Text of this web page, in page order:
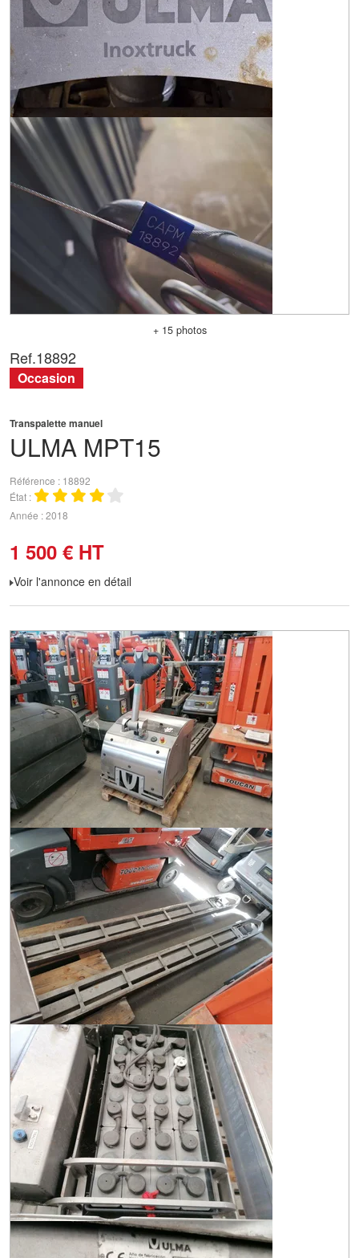
+ 15 photos
ULMA MPT15
Transpalette manuel
Référence
18892
État
Année 2018
1 500 € HT
Voir l'annonce en détail
Ref.18892
Occasion